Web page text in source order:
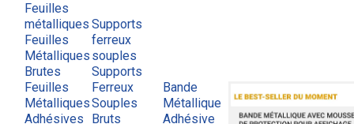
Feuilles
métalliques
Feuilles
Métalliques
Brutes
Feuilles
Métalliques
Adhésives
Supports
ferreux
souples
Supports
Ferreux
Souples
Bruts
Bande
Métallique
Adhésive